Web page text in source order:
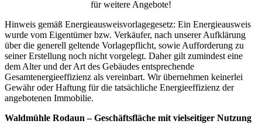
für weitere Angebote!
Hinweis gemäß Energieausweisvorlagegesetz: Ein Energieausweis
wurde vom Eigentümer bzw. Verkäufer, nach unserer Aufklärung
über die generell geltende Vorlagepflicht, sowie Aufforderung zu
seiner Erstellung noch nicht vorgelegt. Daher gilt zumindest eine
dem Alter und der Art des Gebäudes entsprechende
Gesamtenergieeffizienz als vereinbart. Wir übernehmen keinerlei
Gewähr oder Haftung für die tatsächliche Energieeffizienz der
angebotenen Immobilie.
Waldmühle Rodaun – Geschäftsfläche mit vielseitiger Nutzung